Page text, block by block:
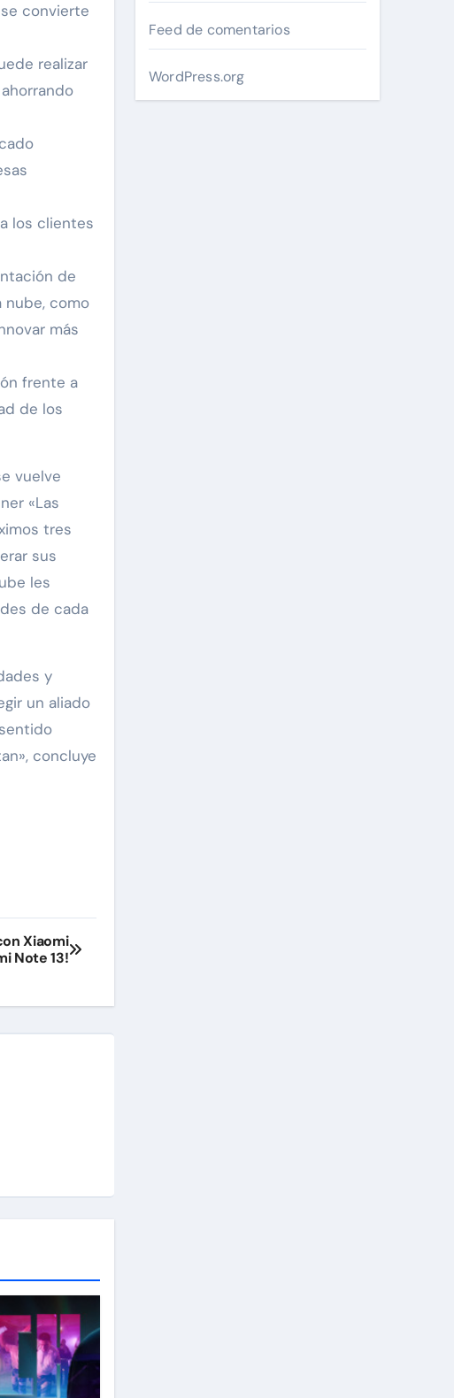
convierte
realizar
los clientes
de
nube, como
más
frente a
de los
vuelve
«Las
tres
sus
les
de cada
y
un aliado
concluye
Xiaomi
Note 13!
Feed de comentarios
WordPress.org